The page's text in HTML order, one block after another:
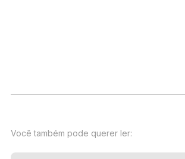
Você também pode querer ler: